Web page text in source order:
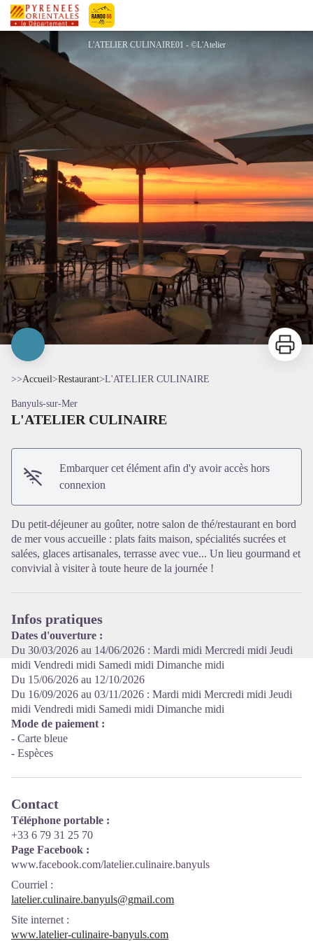
Pyrénées-Orientales Le Département
L'ATELIER CULINAIRE
L'ATELIER CULINAIRE01 - ©L'Atelier
Voir l'image en plein écran
Imprimer
>>Accueil>Restaurant>L'ATELIER CULINAIRE
Banyuls-sur-Mer
L'ATELIER CULINAIRE
Embarquer cet élément afin d'y avoir accès hors
connexion
Du petit-déjeuner au goûter, notre salon de thé/restaurant en bord
de mer vous accueille : plats faits maison, spécialités sucrées et
salées, glaces artisanales, terrasse avec vue... Un lieu gourmand et
convivial à visiter à toute heure de la journée !
Infos pratiques
Dates d'ouverture :
Du 30/03/2026 au 14/06/2026 : Mardi midi Mercredi midi Jeudi
midi Vendredi midi Samedi midi Dimanche midi
Du 15/06/2026 au 12/10/2026
Du 16/09/2026 au 03/11/2026 : Mardi midi Mercredi midi Jeudi
midi Vendredi midi Samedi midi Dimanche midi
Mode de paiement :
- Carte bleue
- Espèces
Contact
Téléphone portable :
+33 6 79 31 25 70
Page Facebook :
www.facebook.com/latelier.culinaire.banyuls
Courriel :
latelier.culinaire.banyuls@gmail.com
Site internet :
www.latelier-culinaire-banyuls.com